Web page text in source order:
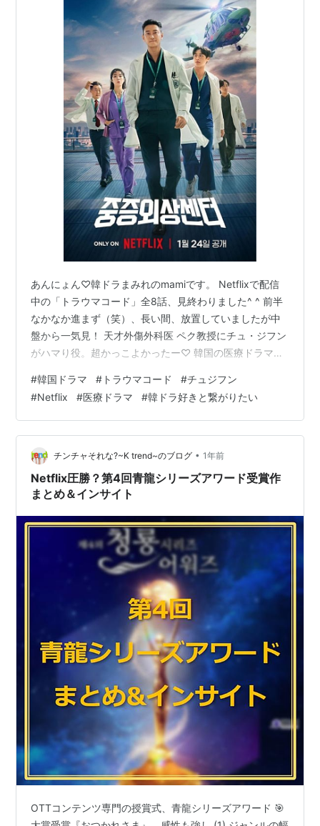
あんにょん♡韓ドラまみれのmamiです。 Netflixで配信
中の「トラウマコード」全8話、見終わりました^ ^ 前半
なかなか進まず（笑）、長い間、放置していましたが中
盤から一気見！ 天才外傷外科医 ペク教授にチュ・ジフン
がハマり役。超かっこよかったー♡ 韓国の医療ドラマは
でした。 作品情報 キャスト紹介 ハマり度 感想 まとめ 作
品情報 タイトル：トラウマコード（原題：중증외상센터
／英題：The Trauma Code: Heroes on Call） 配信：
Netflix（2025年1月〜） 話数：全8話（1話 約50分） ジ
ャンル：医療ド…
#韓国ドラマ # トラウマコード #チュジフン
#Netflix #医療ドラマ #韓ドラ好きと繋がりたい
チンチャそれな?~K trend~のブログ • 1年前
Netflix圧勝？第4回青龍シリーズアワード受賞作
まとめ＆インサイト
OTTコンテンツ専門の授賞式、青龍シリーズアワード 🎯